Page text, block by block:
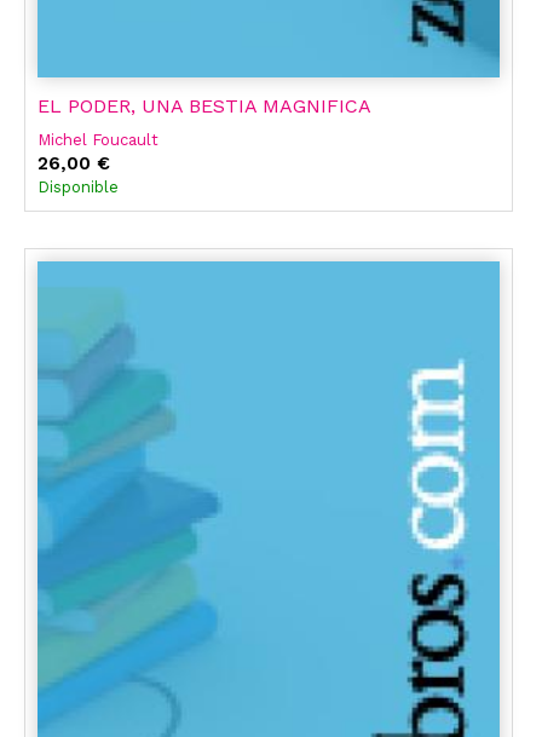
EL PODER, UNA BESTIA MAGNIFICA
Michel Foucault
26,00 €
Disponible